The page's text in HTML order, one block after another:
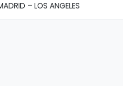
– LOS ANGELES